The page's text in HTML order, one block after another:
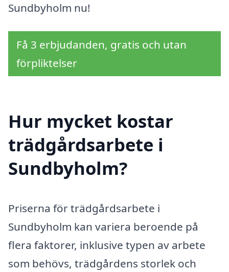
Sundbyholm nu!
Få 3 erbjudanden, gratis och utan
förpliktelser
Hur mycket kostar
trädgårdsarbete i
Sundbyholm?
Priserna för trädgårdsarbete i
Sundbyholm kan variera beroende på
flera faktorer, inklusive typen av arbete
som behövs, trädgårdens storlek och